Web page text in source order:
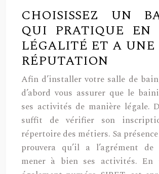
CHOISISSEZ UN
QUI PRATIQUE EN
LÉGALITÉ ET A UNE
RÉPUTATION
Afin d’installer votre salle de
d’abord vous assurer que le
ses activités de manière légale.
suffit de vérifier son
répertoire des métiers. Sa
prouvera qu’il a l’agrément
mener à bien ses activités. En